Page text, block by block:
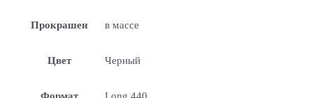
Прокрашен в массе
Цвет Черный
Формат Long 440